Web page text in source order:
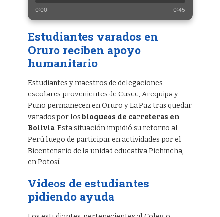
0:00 0:45
Estudiantes varados en
Oruro reciben apoyo
humanitario
Estudiantes y maestros de delegaciones
escolares provenientes de Cusco, Arequipa y
Puno permanecen en Oruro y La Paz tras quedar
varados por los bloqueos de carreteras en
Bolivia. Esta situación impidió su retorno al
Perú luego de participar en actividades por el
Bicentenario de la unidad educativa Pichincha,
en Potosí.
Videos de estudiantes
pidiendo ayuda